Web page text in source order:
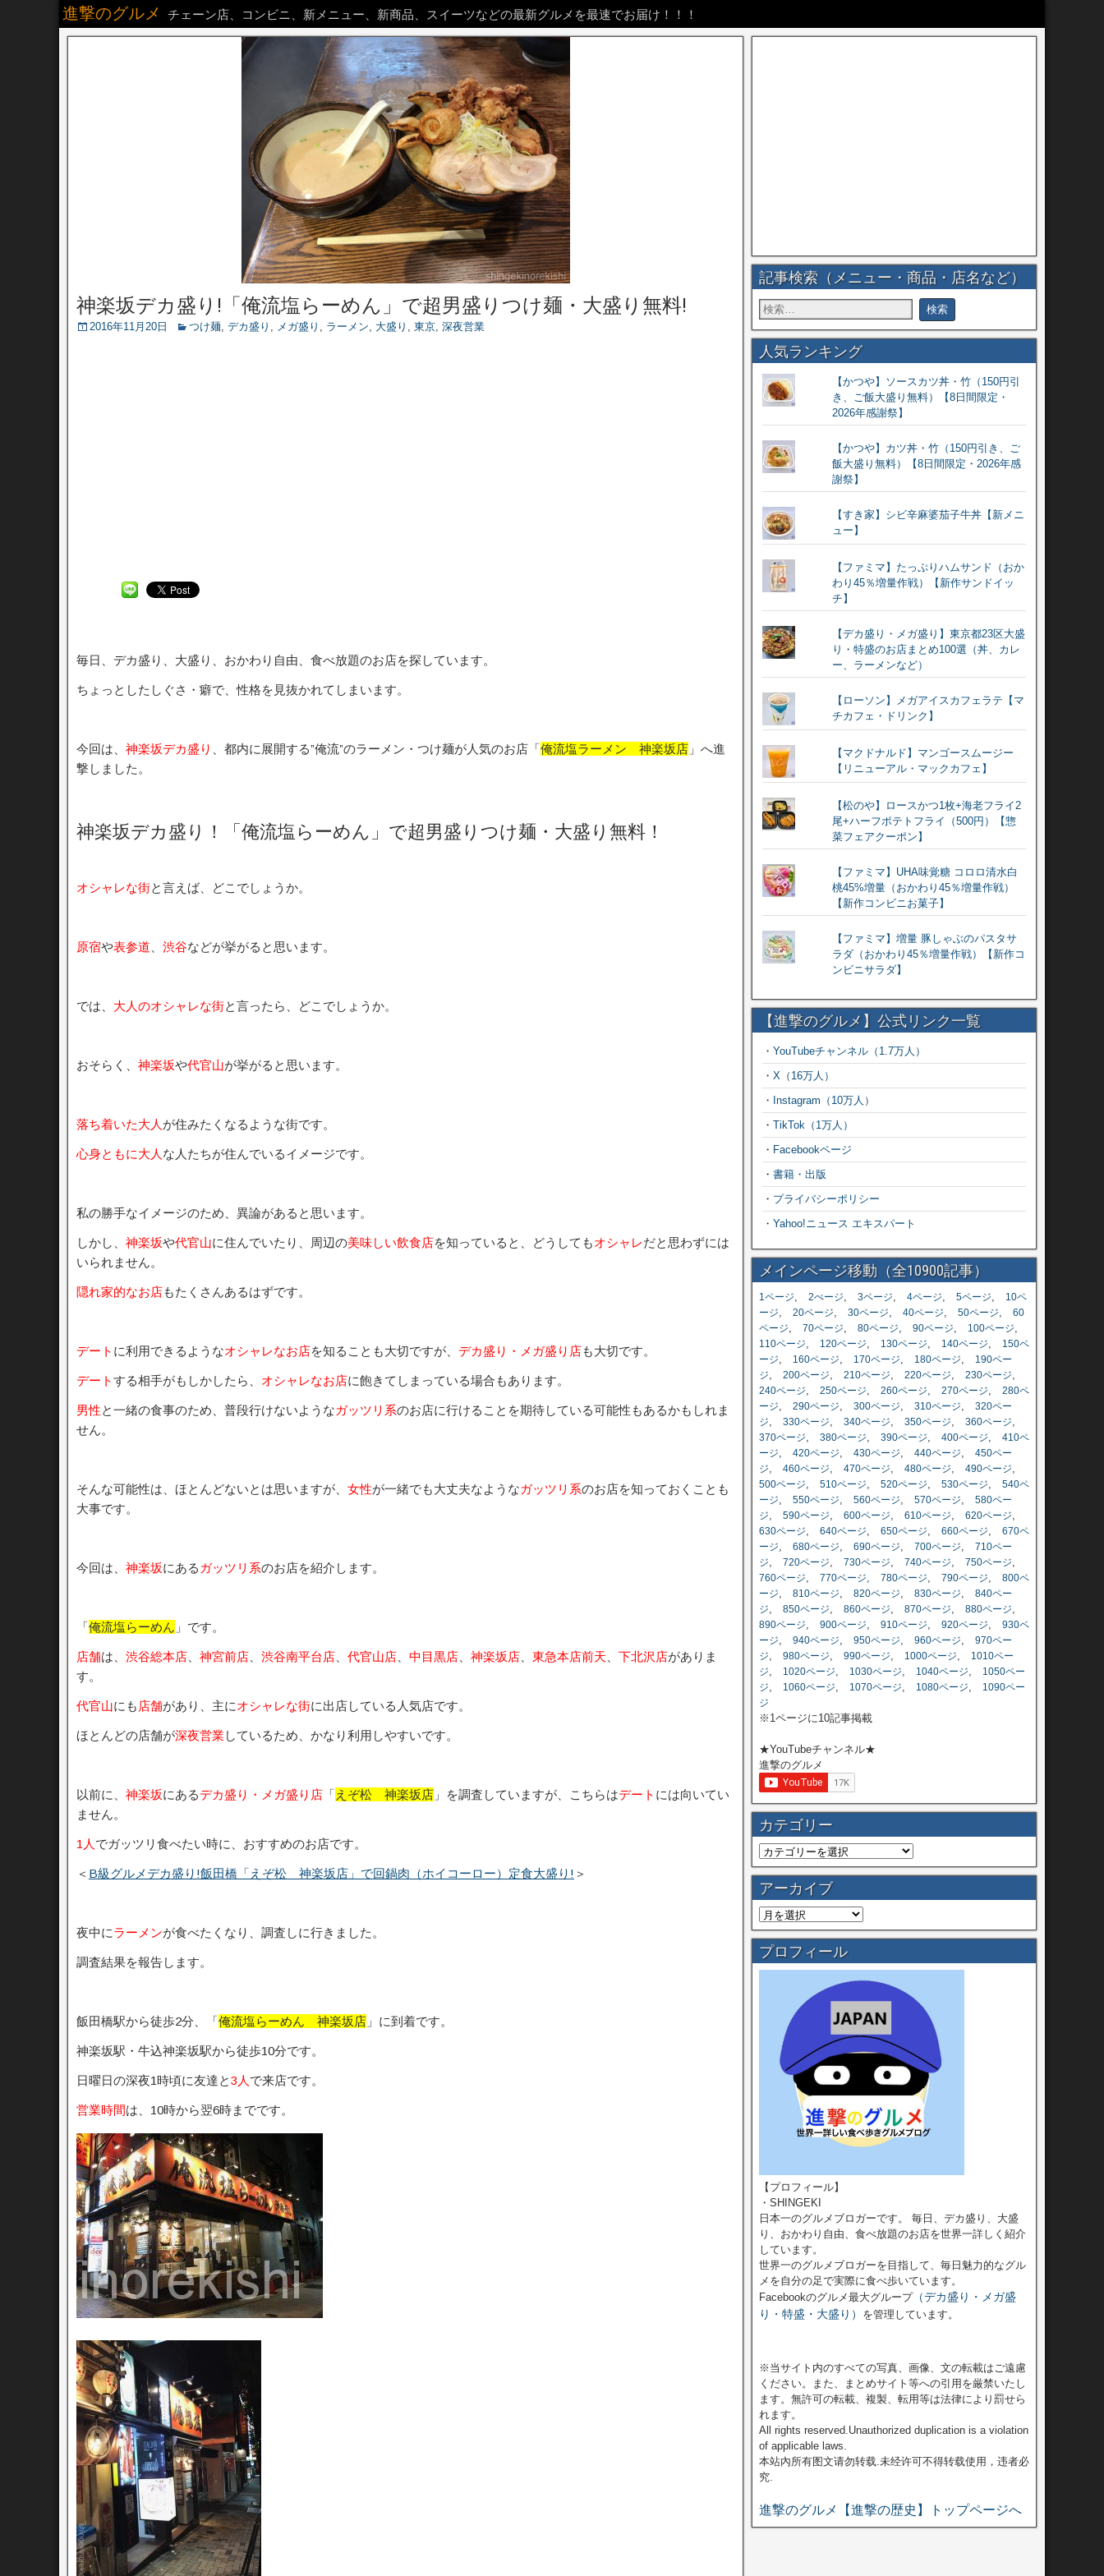
進撃のグルメ チェーン店、コンビニ、新メニュー、新商品、スイーツなどの最新グルメを最速でお届け！！！
神楽坂デカ盛り!「俺流塩らーめん」で超男盛りつけ麺・大盛り無料!
2016年11月20日 つけ麺, デカ盛り , メガ盛り , ラーメン, 大盛り , 東京, 深夜営業
毎日、デカ盛り、大盛り、おかわり自由、食べ放題のお店を探しています。
ちょっとしたしぐさ・癖で、性格を見抜かれてしまいます。
今回は、 神楽坂デカ盛り 、都内に展開する”俺流”のラーメン・つけ麺が人気のお店「俺流塩ラーメン 神楽坂店 」へ進
撃しました。
神楽坂デカ盛り！「俺流塩らーめん」で超男盛りつけ麺・大盛り無料！
オシャレな街と言えば、どこでしょうか。
原宿や表参道 渋谷などが挙がると思います。
では、 大人のオシャレな街と言ったら、どこでしょうか。
おそらく、 神楽坂や代官山が挙がると思います。
落ち着いた大人 が住みたくなるような街です。
心身ともに大人 な人たちが住んでいるイメージです。
私の勝手なイメージのため、異論があると思います。
しかし、 神楽坂や代官山に住んでいたり、周辺の美味しい飲食店を知っていると、どうしてもオシャレだと思わずには
いられません。
隠れ家的なお店もたくさんあるはずです。
デート に利用できるようなオシャレなお店を知ることも大切ですが、 デカ盛り・メガ盛り店も大切です。
デートする相手がもしかしたら、 オシャレなお店に飽きてしまっている場合もあります。
男性と一緒の食事のため、普段行けないようなガッツリ系のお店に行けることを期待している可能性もあるかもしれま
せん。
そんな可能性は、ほとんどないとは思いますが、 女性が一緒でも大丈夫なようなガッツリ系のお店を知っておくことも
大事です。
今回は、 神楽坂にある ガッツリ系のお店を紹介します。
「俺流塩らーめん 」です。
店舗は、 渋谷総本店 神宮前店 渋谷南平台店 代官山店 中目黒店 神楽坂店 東急本店前天 下北沢店がありま
す。
代官山にも 店舗があり、主にオシャレな街に出店している人気店です。
ほとんどの店舗が深夜営業 しているため、かなり利用しやすいです。
以前に、 神楽坂にあるデカ盛り・メガ盛り店 「えぞ松 神楽坂店 」を調査していますが、こちらはデート には向いてい
ません。
1人 でガッツリ食べたい時に、おすすめのお店です。
＜ B級グルメデカ盛り!飯田橋「えぞ松 神楽坂店」で回鍋肉（ホイコーロー）定食大盛り! ＞
夜中にラーメンが食べたくなり、調査しに行きました。
調査結果を報告します。
飯田橋駅から徒歩2分、「俺流塩らーめん 神楽坂店 」に到着です。
神楽坂駅・牛込神楽坂駅から徒歩10分です。
日曜日の深夜1時頃に友達と3人 で来店です。
営業時間は、10時から翌6時までです。
記事検索（メニュー・商品・店名など）
人気ランキング
【かつや】ソースカツ丼・竹（150円引
き、ご飯大盛り無料）【8日間限定・
2026年感謝祭】
【かつや】カツ丼・竹（150円引き、ご
飯大盛り無料）【8日間限定・2026年感
謝祭】
【すき家】シビ辛麻婆茄子牛丼【新メニ
ュー】
【ファミマ】たっぷりハムサンド（おか
わり45％増量作戦）【新作サンドイッ
チ】
【デカ盛り・メガ盛り】東京都23区大盛
り・特盛のお店まとめ100選（丼、カレ
ー、ラーメンなど）
【ローソン】メガアイスカフェラテ【マ
チカフェ・ドリンク】
【マクドナルド】マンゴースムージー
【リニューアル・マックカフェ】
【松のや】ロースかつ1枚+海老フライ2
尾+ハーフポテトフライ（500円）【惣
菜フェアクーポン】
【ファミマ】UHA味覚糖 コロロ清水白
桃45%増量（おかわり45％増量作戦）
【新作コンビニお菓子】
【ファミマ】増量 豚しゃぶのパスタサ
ラダ（おかわり45％増量作戦）【新作コ
ンビニサラダ】
【進撃のグルメ】公式リンク一覧
・ YouTubeチャンネル（1.7万人）
・ X（16万人）
・ Instagram（10万人）
・ TikTok（1万人）
・ Facebookページ
・ 書籍・出版
・ プライバシーポリシー
・ Yahoo!ニュース エキスパート
メインページ移動（全10900記事）
1ページ, 2ぺージ, 3ページ, 4ページ, 5ページ,
10ペ
ージ, 20ページ, 30ページ, 40ページ, 50ページ, 60
ページ, 70ページ, 80ページ, 90ページ, 100ページ,
110ページ, 120ページ, 130ページ, 140ページ,
150ペ
ージ, 160ページ, 170ページ, 180ページ,
190ペー
ジ, 200ページ, 210ページ, 220ページ, 230ページ,
240ページ, 250ページ, 260ページ, 270ページ, 280ペ
ージ, 290ページ, 300ページ, 310ページ, 320ペー
ジ, 330ページ, 340ページ, 350ページ, 360ページ,
370ページ, 380ページ, 390ページ, 400ページ, 410ペ
ージ, 420ページ, 430ページ, 440ページ, 450ペー
ジ, 460ページ, 470ページ, 480ページ, 490ページ,
500ページ, 510ページ, 520ページ, 530ページ, 540ペ
ージ, 550ページ, 560ページ, 570ページ, 580ペー
ジ, 590ページ, 600ページ, 610ページ, 620ページ,
630ページ, 640ページ, 650ページ, 660ページ, 670ペ
ージ, 680ページ, 690ページ, 700ページ, 710ペー
ジ, 720ページ, 730ページ, 740ページ, 750ページ,
760ページ, 770ページ, 780ページ, 790ページ, 800ペ
ージ, 810ページ, 820ページ, 830ページ, 840ペー
ジ, 850ページ, 860ページ, 870ページ, 880ページ,
890ページ, 900ページ, 910ページ, 920ページ, 930ペ
ージ, 940ページ, 950ページ, 960ページ, 970ペー
ジ, 980ページ, 990ページ, 1000ページ,
1010ペー
ジ, 1020ページ, 1030ページ, 1040ページ,
1050ペー
ジ, 1060ページ, 1070ページ, 1080ページ,
1090ペー
ジ
※1ページに10記事掲載
★YouTubeチャンネル★
進撃のグルメ
カテゴリー
アーカイブ
プロフィール
【プロフィール】
・SHINGEKI
日本一のグルメブロガーです。 毎日、デカ盛り、大盛
り、おかわり自由、食べ放題のお店を世界一詳しく紹介
しています。
世界一のグルメブロガーを目指して、毎日魅力的なグル
メを自分の足で実際に食べ歩いています。
Facebookのグルメ最大グループ（デカ盛り・メガ盛
り・特盛・大盛り） を管理しています。
※当サイト内のすべての写真、画像、文の転載はご遠慮
ください。また、まとめサイト等への引用を厳禁いたし
ます。無許可の転載、複製、転用等は法律により罰せら
れます。
All rights reserved.Unauthorized duplication is a violation
of applicable laws.
本站內所有图文请勿转载.未经许可不得转载使用，违者必
究.
進撃のグルメ【進撃の歴史】トップページへ